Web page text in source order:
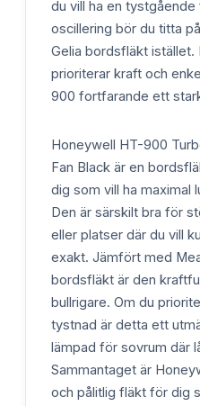
du vill ha en
oscillering bör du titta
Gelia bordsfläkt istället.
prioriterar kraft och
900 fortfarande ett
Honeywell HT-900
Fan Black är en
dig som vill ha maximal
Den är särskilt bra för
eller platser där du vill
exakt. Jämfört med
bordsfläkt är den
bullrigare. Om du
tystnad är detta ett
lämpad för sovrum där
Sammantaget är
och pålitlig fläkt för dig